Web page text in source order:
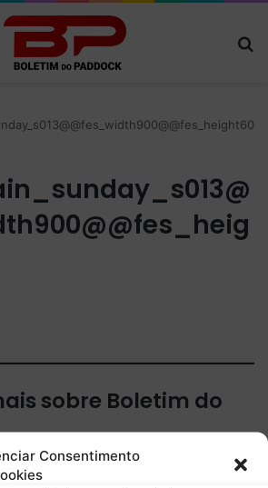
Consentimento
sobre Boletim do
nossas notícias mais recentes por e-